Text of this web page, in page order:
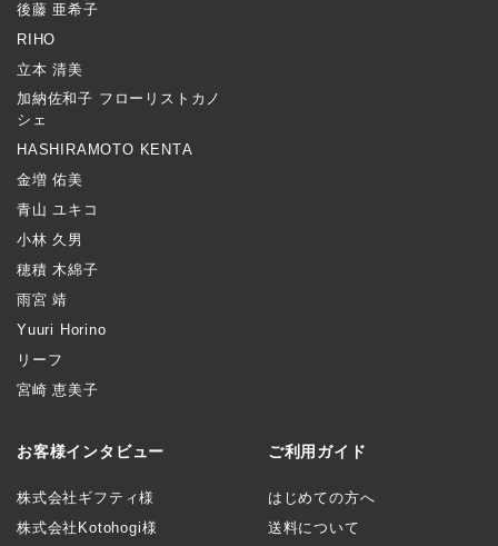
後藤 亜希子
RIHO
立本 清美
加納佐和子 フローリストカノ
シェ
HASHIRAMOTO KENTA
金増 佑美
青山 ユキコ
小林 久男
穂積 木綿子
雨宮 靖
Yuuri Horino
リーフ
宮崎 恵美子
お客様インタビュー
株式会社ギフティ様
株式会社Kotohogi様
ご利用ガイド
はじめての方へ
送料について